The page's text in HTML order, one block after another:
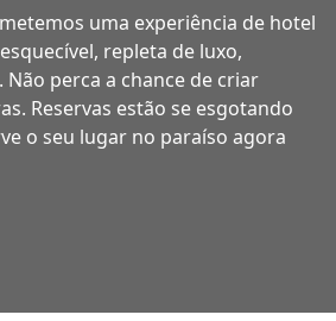
uma experiência de hotel
repleta de luxo,
perca a chance de criar
Reservas estão se esgotando
o seu lugar no paraíso agora